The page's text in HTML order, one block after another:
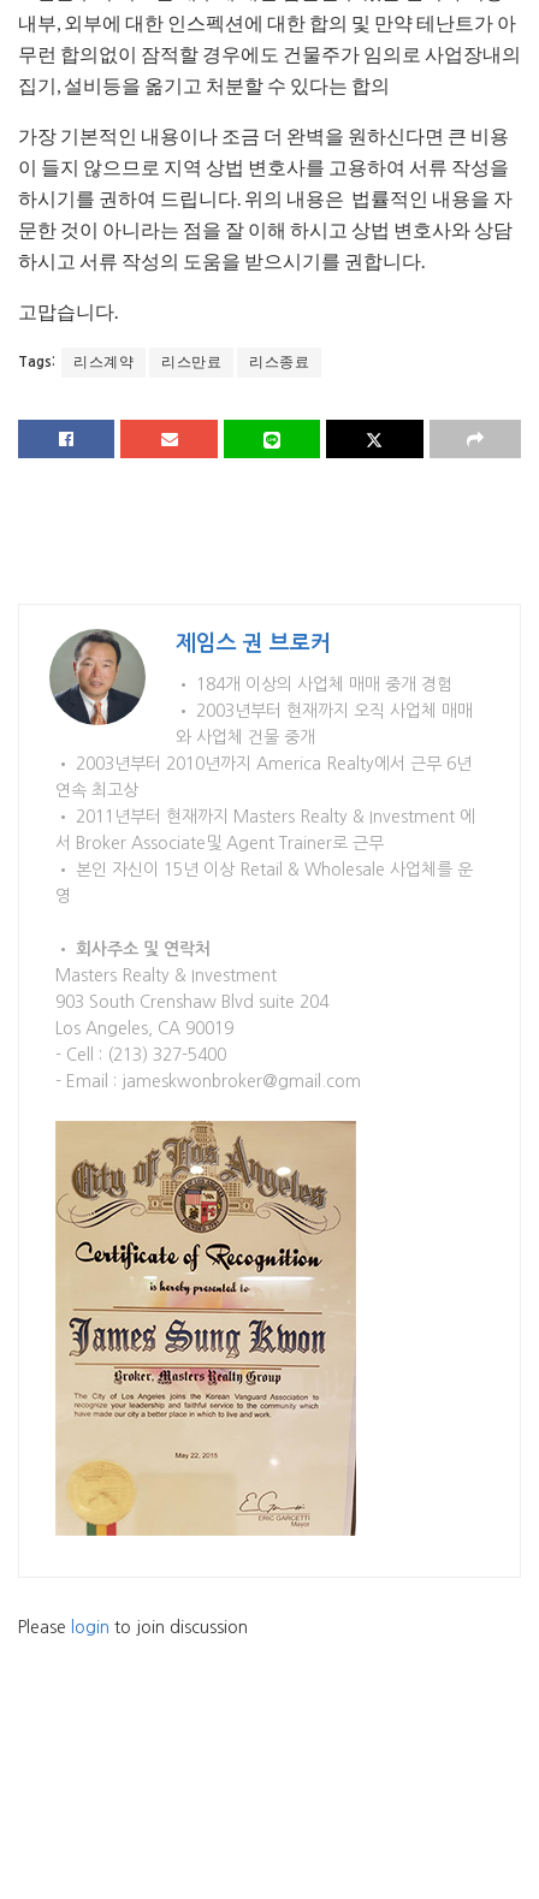
내부, 외부에 대한 인스펙션에 대한 합의 및 만약 테난트가 아
무런 합의없이 잠적할 경우에도 건물주가 임의로 사업장내의
집기, 설비등을 옮기고 처분할 수 있다는 합의
가장 기본적인 내용이나 조금 더 완벽을 원하신다면 큰 비용
이 들지 않으므로 지역 상법 변호사를 고용하여 서류 작성을
하시기를 권하여 드립니다. 위의 내용은 법률적인 내용을 자
문한 것이 아니라는 점을 잘 이해 하시고 상법 변호사와 상담
하시고 서류 작성의 도움을 받으시기를 권합니다.
고맙습니다.
Tags: 리스계약 리스만료 리스종료
제임스 권 브로커
• 184개 이상의 사업체 매매 중개 경험
• 2003년부터 현재까지 오직 사업체 매매
와 사업체 건물 중개
• 2003년부터 2010년까지 America Realty에서 근무 6년
연속 최고상
• 2011년부터 현재까지 Masters Realty & Investment 에
서 Broker Associate및 Agent Trainer로 근무
• 본인 자신이 15년 이상 Retail & Wholesale 사업체를 운
영
• 회사주소 및 연락처
Masters Realty & Investment
903 South Crenshaw Blvd suite 204
Los Angeles, CA 90019
- Cell : (213) 327-5400
- Email : jameskwonbroker@gmail.com
Please login to join discussion